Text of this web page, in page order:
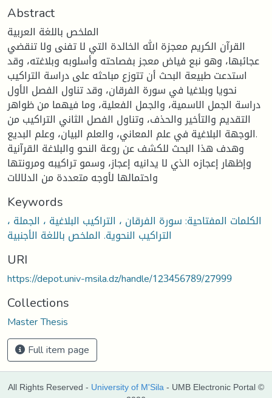
Abstract
الملخص باللغة العربية
القرآن الكريم معجزة الله الخالدة التي لا تفنى ولا تنقضي
عجائبها، وهو نبع فياض معجز بفصاحته وأسلوبه وبلاغته، وقد
استدعت طبيعة البحث أن تتوزع مباحثه على دراسة التراكيب
نحويا وبلاغيا في سورة الفرقان، وقد تناول الفصل الأول
دراسة الجمل الاسمية، والجمل الفعلية، وما فيهما من ظواهر
التقديم والتأخير والحذف، وتناول الفصل الثاني التراكيب من
الوجهة البلاغية في علم المعاني، والعلم البيان، وعلم البديع.
وهدف هذا البحث للكشف عن روعة النحو والبلاغة القرآنية
وإظهار إعجازه الذي لا يدانيه إعجاز، وسمو تراكيبه ومرونتها
واحتمالها لأوجه متعددة من الدلالات
Keywords
الكلمات المفتاحية: سورة الفرقان ، التراكيب البلاغية ، الجملة ،
التراكيب النحوية. الملخص باللغة الأجنبية
URI
https://depot.univ-msila.dz/handle/123456789/27999
Collections
Master Thesis
Full item page
All Rights Reserved - University of M'Sila - UMB Electronic Portal ©